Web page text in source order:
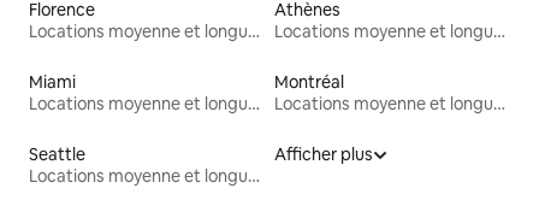
Florence
Locations moyenne et longue durée
Athènes
Locations moyenne et longue durée
Miami
Locations moyenne et longue durée
Montréal
Locations moyenne et longue durée
Seattle
Locations moyenne et longue durée
Afficher plus